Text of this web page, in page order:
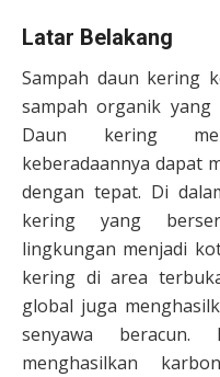
Latar Belakang
Sampah daun kering
sampah organik yang
Daun kering
keberadaannya dapat
dengan tepat. Di
kering yang
lingkungan menjadi
kering di area
global juga
senyawa beracun.
menghasilkan